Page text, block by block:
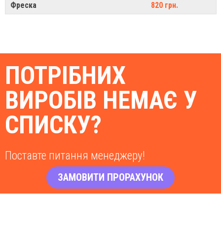
Фреска
820 грн.
ПОТРІБНИХ
ВИРОБІВ НЕМАЄ У
СПИСКУ?
Поставте питання менеджеру!
ЗАМОВИТИ ПРОРАХУНОК